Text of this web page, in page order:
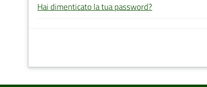
Hai dimenticato la tua password?